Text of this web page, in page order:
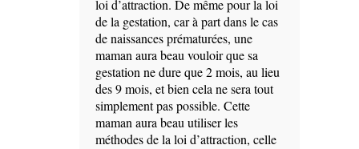
loi d’attraction. De même pour la loi
de la gestation, car à part dans le cas
de naissances prématurées, une
maman aura beau vouloir que sa
gestation ne dure que 2 mois, au lieu
des 9 mois, et bien cela ne sera tout
simplement pas possible. Cette
maman aura beau utiliser les
méthodes de la loi d’attraction, celle